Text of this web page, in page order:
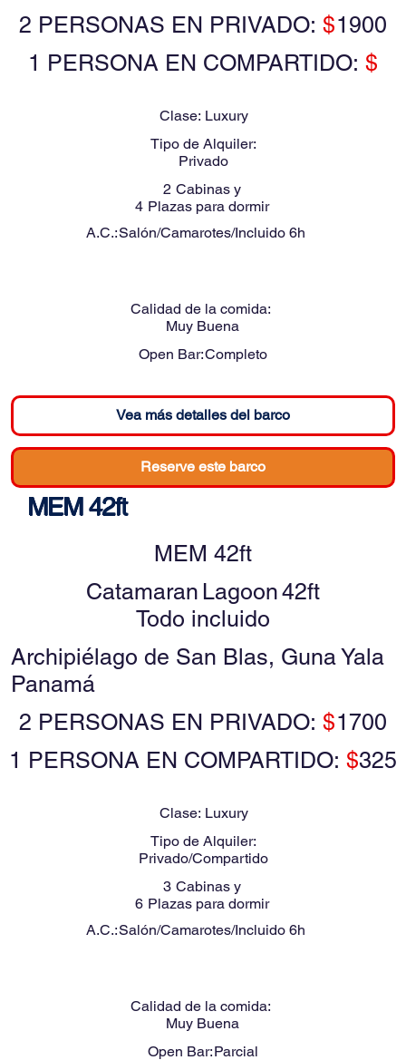
2 PERSONAS EN PRIVADO:$1900
1 PERSONA EN COMPARTIDO: $
Clase: Luxury
Tipo de Alquiler:
Privado
2 Cabinas y
4 Plazas para dormir
A.C.:Salón/Camarotes/Incluido 6h
Calidad de la comida:
Muy Buena
Open Bar:Completo
Vea más detalles del barco
Reserve este barco
MEM 42ft
MEM 42ft
Catamaran Lagoon42ft
Todo incluido
Archipiélago de San Blas, Guna Yala
Panamá
2 PERSONAS EN PRIVADO:$1700
1 PERSONA EN COMPARTIDO: $325
Clase: Luxury
Tipo de Alquiler:
Privado/Compartido
3 Cabinas y
6 Plazas para dormir
A.C.:Salón/Camarotes/Incluido 6h
Calidad de la comida:
Muy Buena
Open Bar:Parcial